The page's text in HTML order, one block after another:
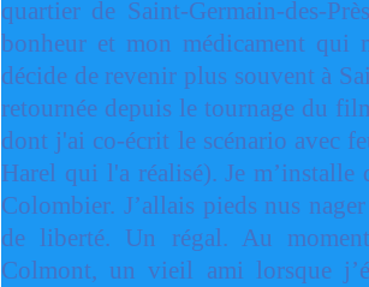
quartier de Saint-Germain-des-
bonheur et mon médicament qui
décide de revenir plus souvent à
retournée depuis le tournage du
dont j'ai co-écrit le scénario avec
Harel qui l'a réalisé). Je
Colombier. J’allais pieds nus
de liberté. Un régal. Au
Colmont, un vieil ami lorsque